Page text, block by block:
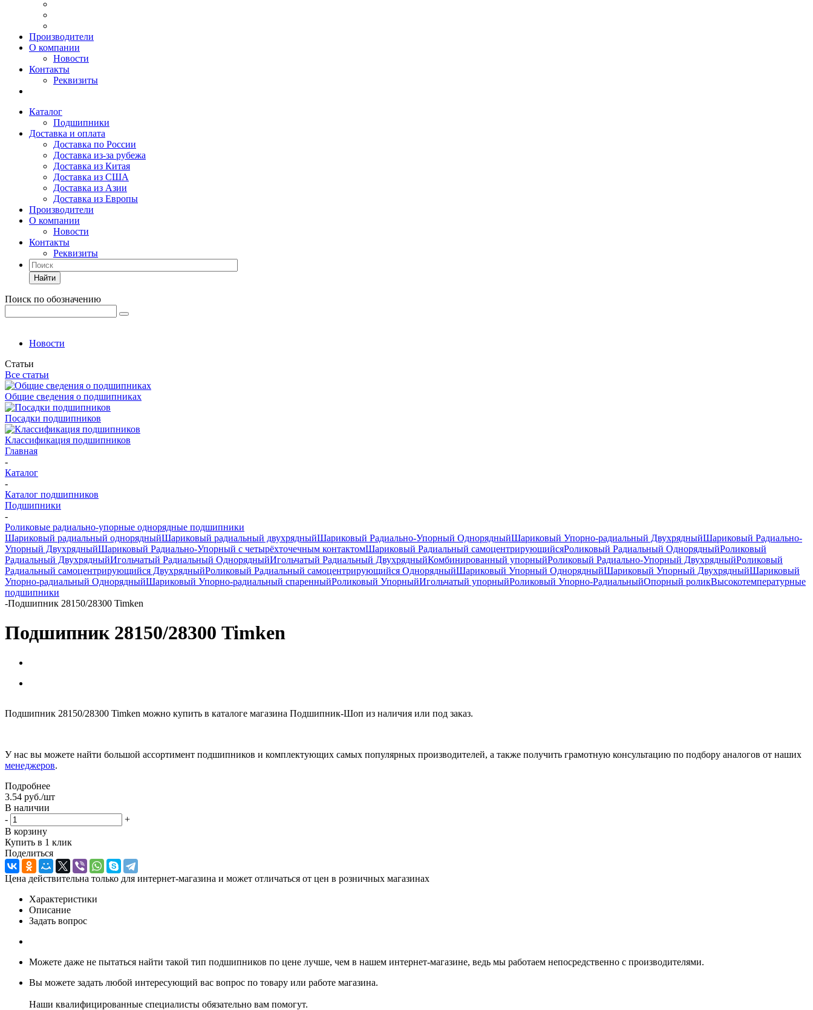
Производители
О компании
Новости
Контакты
Реквизиты
Каталог
Подшипники
Доставка и оплата
Доставка по России
Доставка из-за рубежа
Доставка из Китая
Доставка из США
Доставка из Азии
Доставка из Европы
Производители
О компании
Новости
Контакты
Реквизиты
Найти
Поиск по обозначению
Новости
Статьи
Все статьи
Общие сведения о подшипниках
Посадки подшипников
Классификация подшипников
Главная
-
Каталог
-
Каталог подшипников
Подшипники
-
Роликовые радиально-упорные однорядные подшипники
Шариковый радиальный однорядныйШариковый радиальный двухрядныйШариковый Радиально-Упорный ОднорядныйШариковый Упорно-радиальный ДвухрядныйШариковый Радиально-
Упорный ДвухрядныйШариковый Радиально-Упорный с четырёхточечным контактомШариковый Радиальный самоцентрирующийсяРоликовый Радиальный ОднорядныйРоликовый
Радиальный ДвухрядныйИгольчатый Радиальный ОднорядныйИгольчатый Радиальный ДвухрядныйКомбинированный упорныйРоликовый Радиально-Упорный ДвухрядныйРоликовый
Радиальный самоцентрирующийся ДвухрядныйРоликовый Радиальный самоцентрирующийся ОднорядныйШариковый Упорный ОднорядныйШариковый Упорный ДвухрядныйШариковый
Упорно-радиальный ОднорядныйШариковый Упорно-радиальный спаренныйРоликовый УпорныйИгольчатый упорныйРоликовый Упорно-РадиальныйОпорный роликВысокотемпературные
подшипники
-Подшипник 28150/28300 Timken
Подшипник 28150/28300 Timken
Подшипник 28150/28300 Timken можно купить в каталоге магазина Подшипник-Шоп из наличия или под заказ.
У нас вы можете найти большой ассортимент подшипников и комплектующих самых популярных производителей, а также получить грамотную консультацию по подбору аналогов от наших
менеджеров.
Подробнее
3.54 руб./шт
В наличии
-
+
В корзину
Купить в 1 клик
Поделиться
Цена действительна только для интернет-магазина и может отличаться от цен в розничных магазинах
Характеристики
Описание
Задать вопрос
Можете даже не пытаться найти такой тип подшипников по цене лучше, чем в нашем интернет-магазине, ведь мы работаем непосредственно с производителями.
Вы можете задать любой интересующий вас вопрос по товару или работе магазина.
Наши квалифицированные специалисты обязательно вам помогут.